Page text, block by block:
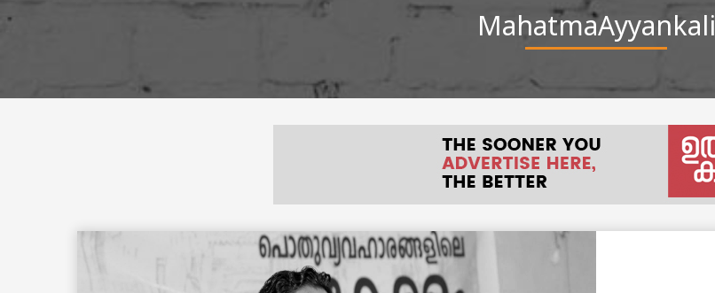
MahatmaAyyankali